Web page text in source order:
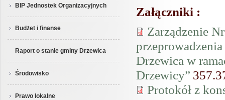
BIP Jednostek Organizacyjnych
Budżet i finanse
Raport o stanie gminy Drzewica
Środowisko
Prawo lokalne
Załączniki :
Zarządzenie
Drzewica w
Drzewicy”
Protokół z